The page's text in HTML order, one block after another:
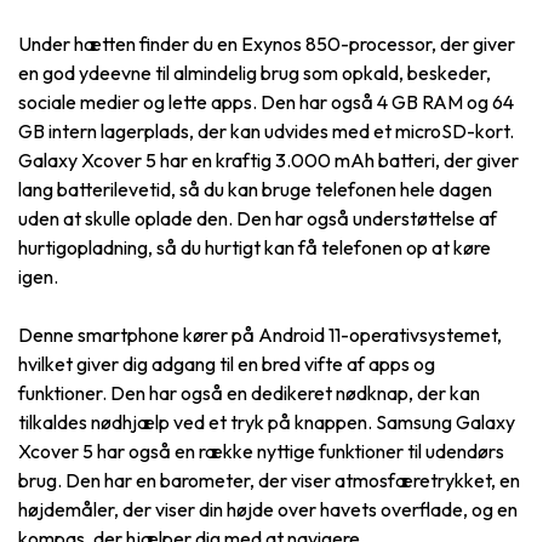
Under hætten finder du en Exynos 850-processor, der giver
en god ydeevne til almindelig brug som opkald, beskeder,
sociale medier og lette apps. Den har også 4 GB RAM og 64
GB intern lagerplads, der kan udvides med et microSD-kort.
Galaxy Xcover 5 har en kraftig 3.000 mAh batteri, der giver
lang batterilevetid, så du kan bruge telefonen hele dagen
uden at skulle oplade den. Den har også understøttelse af
hurtigopladning, så du hurtigt kan få telefonen op at køre
igen.
Denne smartphone kører på Android 11-operativsystemet,
hvilket giver dig adgang til en bred vifte af apps og
funktioner. Den har også en dedikeret nødknap, der kan
tilkaldes nødhjælp ved et tryk på knappen. Samsung Galaxy
Xcover 5 har også en række nyttige funktioner til udendørs
brug. Den har en barometer, der viser atmosfæretrykket, en
højdemåler, der viser din højde over havets overflade, og en